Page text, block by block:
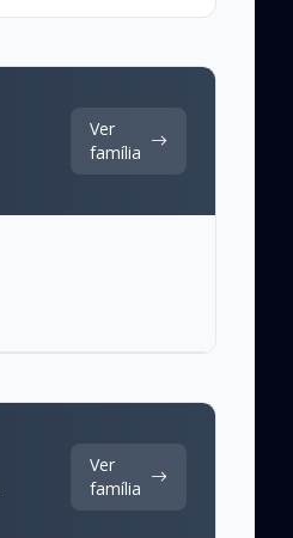
Ver
família
Ver
família